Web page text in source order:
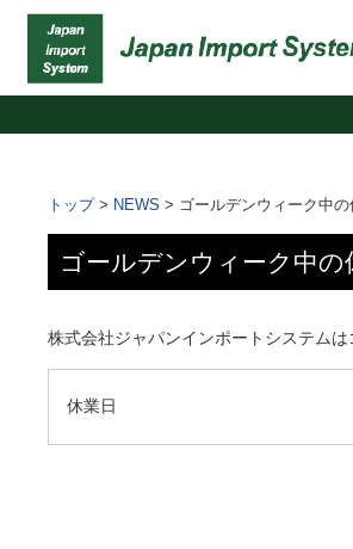
トップ> NEWS > ゴールデンウィーク中
ゴールデンウィーク中
株式会社ジャパンインポートシステム
休業日